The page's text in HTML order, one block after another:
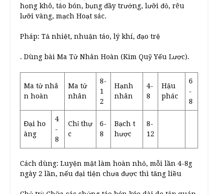
họng khô, táo bón, bụng đầy trướng, lưỡi đỏ, rêu
lưỡi vàng, mạch Hoạt sác.
Pháp: Tả nhiệt, nhuận táo, lý khí, đạo trệ
. Dùng bài Ma Tử Nhân Hoàn (Kim Quỹ Yếu Lược).
Ma tử nhâ
n hoàn
Ma tử
nhân
8-
1
2
Hạnh
nhân
4-
8
Hậu
phác
6
-
8
Đại ho
àng
4
-
8
Chỉ thự
c
6-
8
Bạch t
hược
8-
12
Cách dùng: Luyện mật làm hoàn nhỏ, mỗi lần 4-8g
ngày 2 lần, nếu đại tiện chưa được thì tăng liều